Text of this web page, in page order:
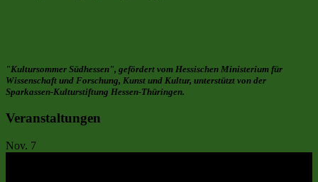
"Kultursommer Südhessen", gefördert vom Hessischen Ministerium für
Wissenschaft und Forschung, Kunst und Kultur, unterstützt von der
Sparkassen-Kulturstiftung Hessen-Thüringen.
Veranstaltungen
Nov. 7